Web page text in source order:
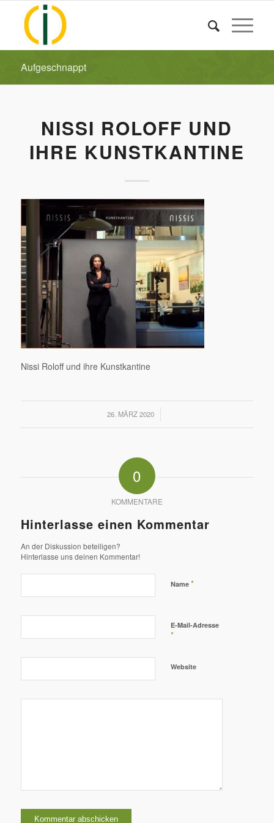
Aufgeschnappt
NISSI ROLOFF UND
IHRE KUNSTKANTINE
Nissi Roloff und ihre Kunstkantine
26. MÄRZ 2020
/
0
KOMMENTARE
Hinterlasse einen Kommentar
An der Diskussion beteiligen?
Hinterlasse uns deinen Kommentar!
Name *
E-Mail-Adresse
*
Website